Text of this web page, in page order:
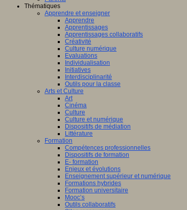
Thématiques
Apprendre et enseigner
Apprendre
Apprentissages
Apprentissages collaboratifs
Créativité
Culture numérique
Evaluations
Individualisation
Initiatives
Interdisciplinarité
Outils pour la classe
Arts et Culture
Art
Cinéma
Culture
Culture et numérique
Dispositifs de médiation
Littérature
Formation
Compétences professionnelles
Dispositifs de formation
E- formation
Enjeux et évolutions
Enseignement supérieur et numérique
Formations hybrides
Formation universitaire
Mooc’s
Outils collaboratifs